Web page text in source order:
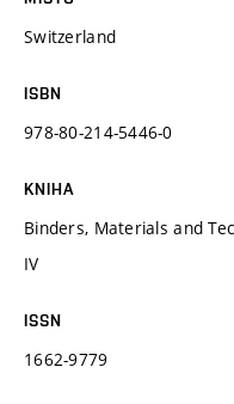
Switzerland
ISBN
978-80-214-5446-0
KNIHA
Binders, Materials and
IV
ISSN
1662-9779